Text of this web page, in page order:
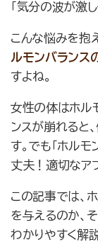
「気分の波が激
こんな悩みを抱
ルモンバランス
すよね。
女性の体はホル
ンスが崩れると
す。でも「ホル
丈夫！適切なア
この記事では、
を与えるのか、
わかりやすく解